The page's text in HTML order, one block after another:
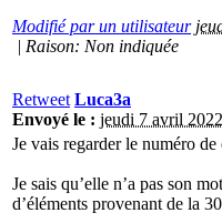
Modifié par un utilisateur
| Raison: Non indiquée
Retweet Luca3a
Envoyé le : jeudi 7 avril
Je vais regarder le numéro
Je sais qu’elle n’a pas son
d’éléments provenant de la